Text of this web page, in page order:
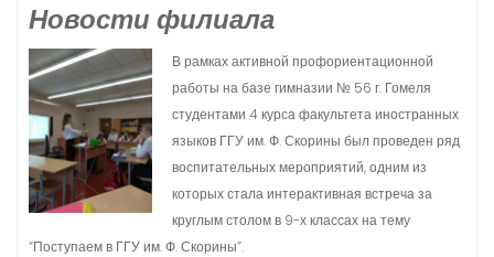
Новости филиала
В рамках активной профориентационной
работы на базе гимназии № 56 г. Гомеля
студентами 4 курса факультета иностранных
языков ГГУ им. Ф. Скорины был проведен ряд
воспитательных мероприятий, одним из
которых стала интерактивная встреча за
круглым столом в 9-х классах на тему
“Поступаем в ГГУ им. Ф. Скорины”.